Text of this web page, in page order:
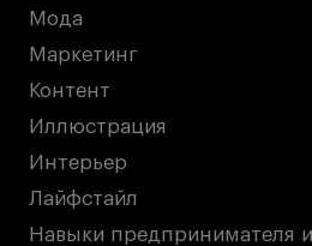
Мода
Маркетинг
Контент
Иллюстрация
Интерьер
Лайфстайл
Навыки предпринимателя